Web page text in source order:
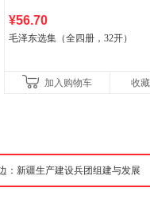
¥56.70
毛泽东选集（全四册，32开）
加入购物车 收藏